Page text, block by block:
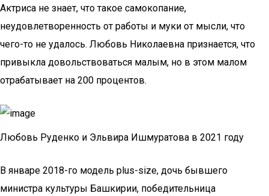
Актриса не знает, что такое самокопание,
неудовлетворенность от работы и муки от мысли, что
чего-то не удалось. Любовь Николаевна признается, что
привыкла довольствоваться малым, но в этом малом
отрабатывает на 200 процентов.
Любовь Руденко и Эльвира Ишмуратова в 2021 году
В январе 2018-го модель plus-size, дочь бывшего
министра культуры Башкирии, победительница